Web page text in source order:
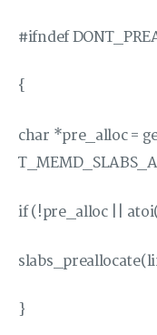
#ifndef
{
char *pre_alloc =
if (!pre_alloc ||
}